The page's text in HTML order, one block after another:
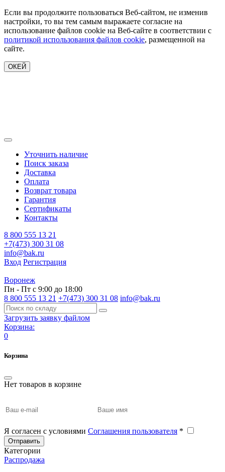
Если вы продолжите пользоваться Веб-сайтом, не изменив
настройки, то вы тем самым выражаете согласие на
использование файлов cookie на Веб-сайте в соответствии с
политикой использования файлов cookie, размещенной на
сайте.
ОКЕЙ
Уточнить наличие
Поиск заказа
Доставка
Оплата
Возврат товара
Гарантия
Сертификаты
Контакты
8 800 555 13 21
+7(473) 300 31 08
info@bak.ru
Вход Регистрация
Воронеж
Пн - Пт с 9:00 до 18:00
8 800 555 13 21 +7(473) 300 31 08 info@bak.ru
Загрузить заявку файлом
Корзина:
0
Корзина
Нет товаров в корзине
Я согласен с условиями Соглашения пользователя *
Отправить
Категории
Распродажа